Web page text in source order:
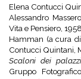
Elena Contucci
Alessandro
Vita e Pensiero,
Hamman (a cura
Contucci Quintani,
Scaloni dei
Gruppo